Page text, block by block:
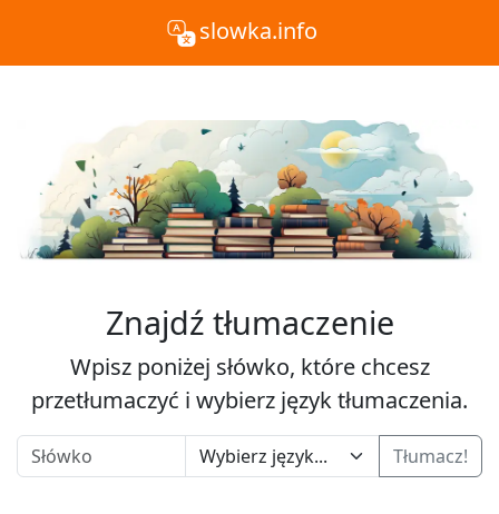
slowka.info
Znajdź tłumaczenie
Wpisz poniżej słówko, które chcesz
przetłumaczyć i wybierz język tłumaczenia.
Tłumacz!